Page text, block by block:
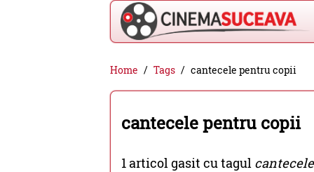
Cinema
Suceava
-
filme
cinema,
Home Tags cantecele pentru copii
cantecele pentru copii
1 articol gasit cu tagul